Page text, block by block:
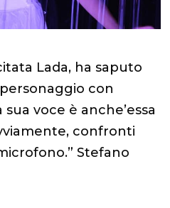
Lada, ha saputo
con
voce è anche’essa
confronti
Stefano